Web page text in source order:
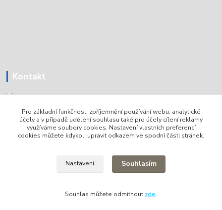
Kontakt
Tomáš Holoubek
+420736720979
Pro základní funkčnost, zpříjemnění používání webu, analytické
účely a v případě udělení souhlasu také pro účely cílení reklamy
využíváme soubory cookies. Nastavení vlastních preferencí
cookies můžete kdykoli upravit odkazem ve spodní části stránek.
Nastavení Souhlasím
Souhlas můžete odmítnout zde.